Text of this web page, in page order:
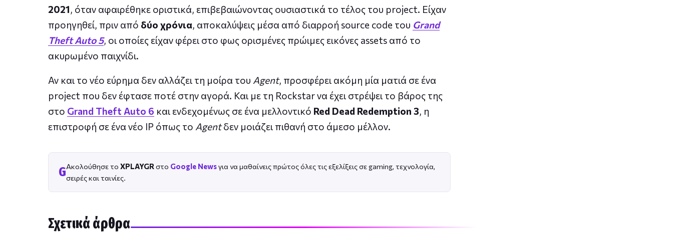
2021, όταν αφαιρέθηκε οριστικά, επιβεβαιώνοντας ουσιαστικά το τέλος του project. Είχαν
προηγηθεί, πριν από δύο χρόνια, αποκαλύψεις μέσα από διαρροή source code του Grand
Theft Auto 5, οι οποίες είχαν φέρει στο φως ορισμένες πρώιμες εικόνες assets από το
ακυρωμένο παιχνίδι.
Αν και το νέο εύρημα δεν αλλάζει τη μοίρα του Agent, προσφέρει ακόμη μία ματιά σε ένα
project που δεν έφτασε ποτέ στην αγορά. Και με τη Rockstar να έχει στρέψει το βάρος της
στο Grand Theft Auto 6 και ενδεχομένως σε ένα μελλοντικό Red Dead Redemption 3, η
επιστροφή σε ένα νέο IP όπως το Agentδεν μοιάζει πιθανή στο άμεσο μέλλον.
GΑκολούθησε το XPLAYGR στο Google Newsγια να μαθαίνεις πρώτος όλες τις εξελίξεις σε gaming, τεχνολογία,
σειρές και ταινίες.
Σχετικά άρθρα